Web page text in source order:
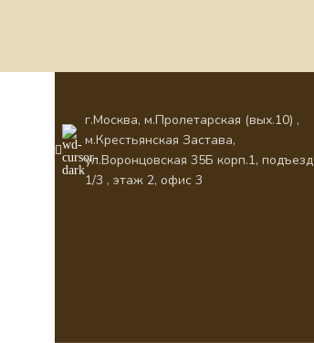
г.Москва, м.Пролетарская (вых.10) ,
м.Крестьянская Застава,
ул.Воронцовская 35Б корп.1, подъезд
1/3 , этаж 2, офис 3